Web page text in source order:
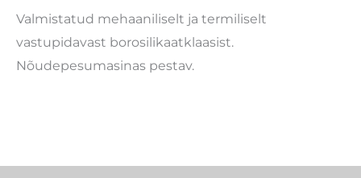
Valmistatud mehaaniliselt ja termiliselt
vastupidavast borosilikaatklaasist.
Nõudepesumasinas pestav.